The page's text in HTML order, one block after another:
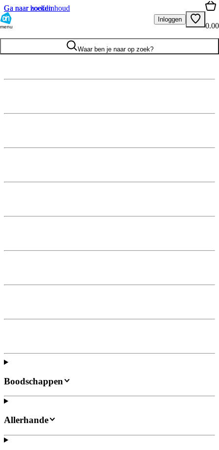
Ga naar hoofdinhoud
Ga naar zoeken
menu
Inloggen
0.00
Waar ben je naar op zoek?
Boodschappen
Allerhande